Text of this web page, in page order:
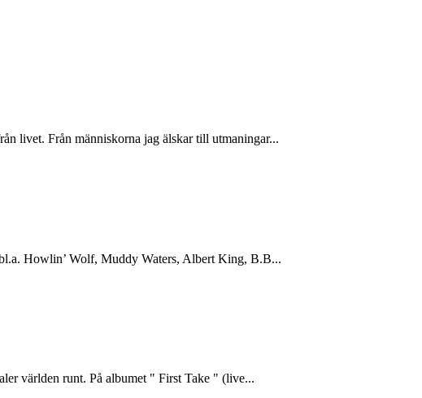
livet. Från människorna jag älskar till utmaningar...
Howlin’ Wolf, Muddy Waters, Albert King, B.B...
världen runt. På albumet " First Take " (live...